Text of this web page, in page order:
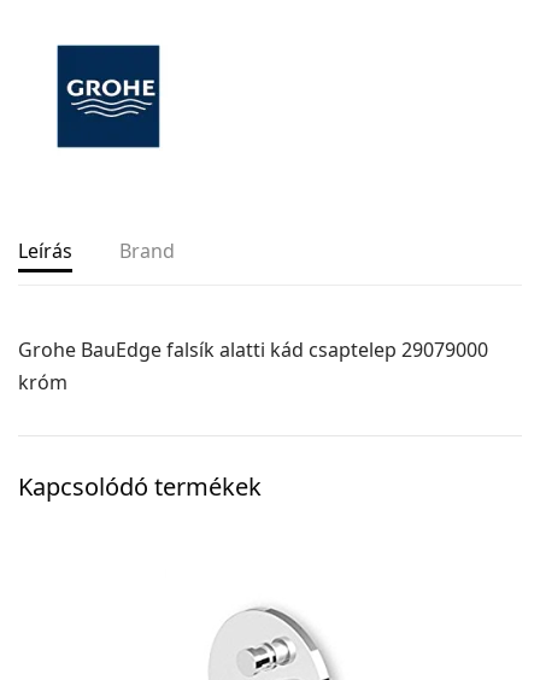
Leírás Brand
Grohe BauEdge falsík alatti kád csaptelep 29079000
króm
Kapcsolódó termékek